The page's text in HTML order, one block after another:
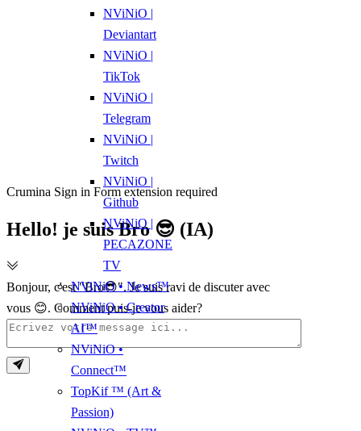
Crumina Sign in Form extension required
Hello! je suis Bro 😎 (IA)
Bonjour, c'est "Bro😎". Je suis ravi de discuter avec
vous 😊. Comment puis-je vous aider?
NViNiO |
Deviantart
NViNiO |
TikTok
NViNiO |
Telegram
NViNiO |
Twitch
NViNiO |
Github
NViNiO |
PECAZONE
TV
NViNiO • News™
NViNiO • Creator
AI™
NViNiO •
Connect™
TopKif ™ (Art &
Passion)